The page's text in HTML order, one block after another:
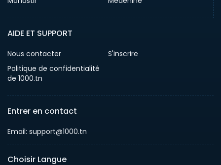
AIDE ET SUPPORT
Nous contacter
S'inscrire
Politique de confidentialité
de 1000.tn
Entrer en contact
Email: support@1000.tn
Choisir Langue